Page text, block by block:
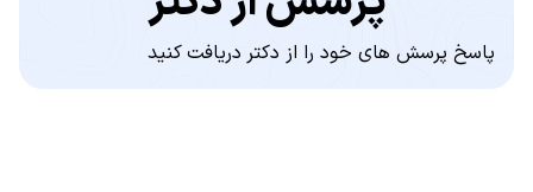
پاسخ پرسش های خود را از دکتر دریافت کنید